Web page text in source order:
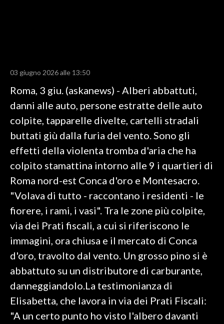
RISULTATI E CLASSIFICHE
CALCIO
CALCIO REGIONALE
BASKET
VOLLEY
MOTORI
TENNIS
ALTRI SPORT
SPETTACOLI
GOSSIP
SALUTE
SARDEGNA TURISMO
03 giugno 2026 alle 13:50
Roma, 3 giu. (askanews) - Alberi abbattuti,
danni alle auto, persone estratte delle auto
colpite, tapparelle divelte, cartelli stradali
buttati giù dalla furia del vento. Sono gli
effetti della violenta tromba d'aria che ha
colpito stamattina intorno alle 9 i quartieri di
Roma nord-est Conca d'oro e Montesacro.
"Volava di tutto - raccontano i residenti - le
fiorere, i rami, i vasi". Tra le zone più colpite,
via dei Prati fiscali, a cui si riferiscono le
immagini, ora chiusa e il mercato di Conca
d'oro, travolto dal vento. Un grosso pino si è
abbattuto su un distributore di carburante,
danneggiandolo.La testimonianza di
Elisabetta, che lavora in via dei Prati Fiscali:
"A un certo punto ho visto l'albero davanti